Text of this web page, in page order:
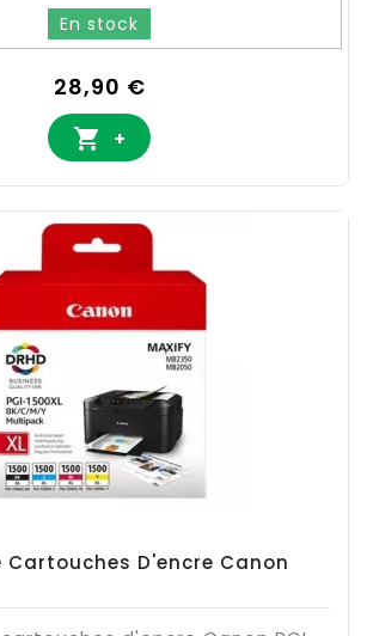
En stock
Prix
28,90 €
 +
Cartouches D'encre Canon